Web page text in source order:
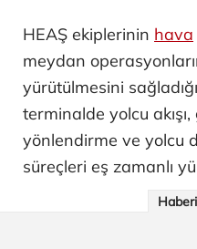
HEAŞ ekiplerinin hava
meydan
yürütülmesini
terminalde yolcu
yönlendirme ve yolcu
süreçleri eş zamanlı